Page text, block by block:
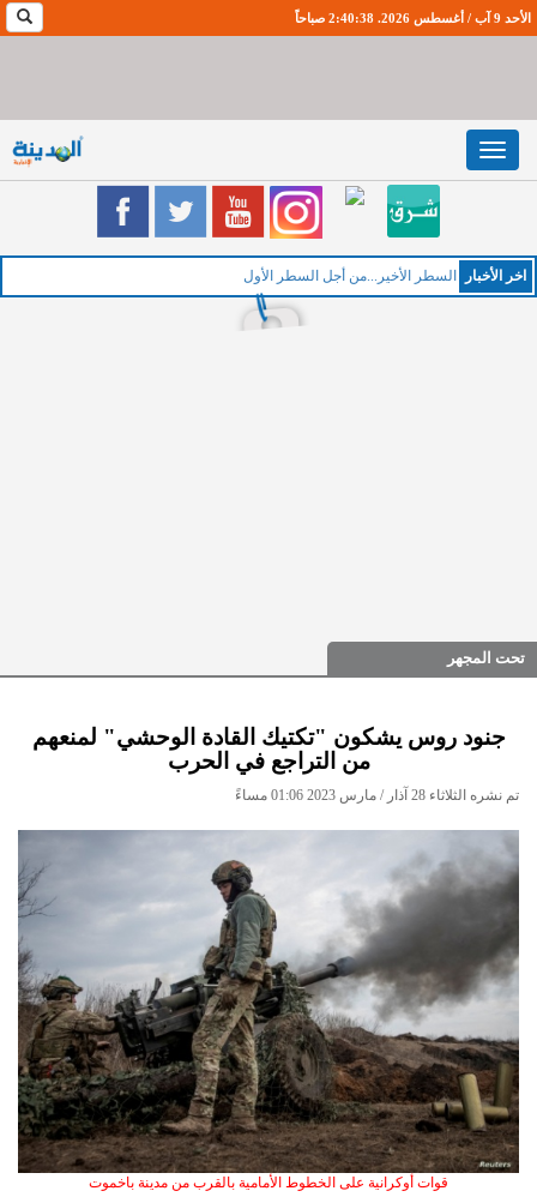
الأحد 9 آب / أغسطس 2026. 2:40:39 صباحاً
Toggle
navigation
اخر اﻷخبار الخميس
تحت المجهر
جنود روس يشكون "تكتيك القادة الوحشي" لمنعهم
من التراجع في الحرب
تم نشره الثلاثاء 28 آذار / مارس 2023 01:06 مساءً
قوات أوكرانية على الخطوط الأمامية بالقرب من مدينة باخموت